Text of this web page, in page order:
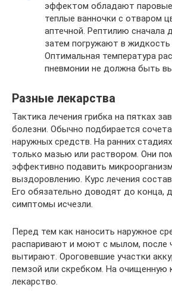
эффектом обладают паровые
теплые ванночки с отваром
аптечной. Рептилию сначала
затем погружают в жидкость
Оптимальная температура
пневмонии не должна быть
Разные лекарства
Тактика лечения грибка на пятках
болезни. Обычно подбирается
наружных средств. На ранних
только мазью или раствором. Они
эффективно подавить
выздоровлению. Курс лечения
Его обязательно доводят до конца,
симптомы исчезли.
Перед тем как наносить наружное
распаривают и моют с мылом, после
вытирают. Ороговевшие участки
пемзой или скребком. На очищенную
лекарство.